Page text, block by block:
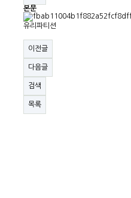
본문
유리파티션
이전글
다음글
검색
목록